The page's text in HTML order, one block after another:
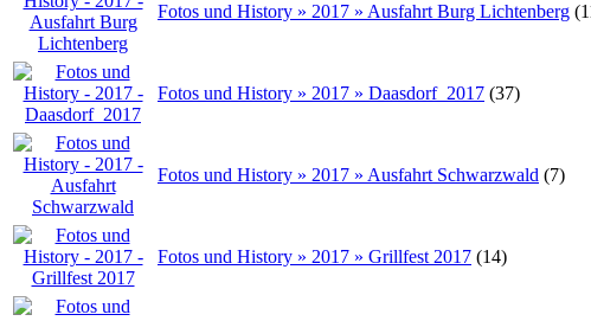
Fotos und History » 2017 » Ausfahrt Burg Lichtenberg
Fotos und History » 2017 » Daasdorf_2017 (37)
Fotos und History » 2017 » Ausfahrt Schwarzwald (7)
Fotos und History » 2017 » Grillfest 2017 (14)